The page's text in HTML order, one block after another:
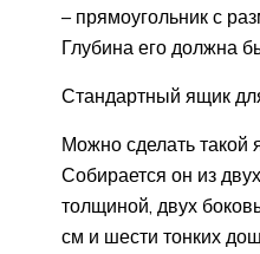
– прямоугольник с
Глубина его должна
Стандартный ящик
Можно сделать такой
Собирается он из
толщиной, двух
см и шести тонких